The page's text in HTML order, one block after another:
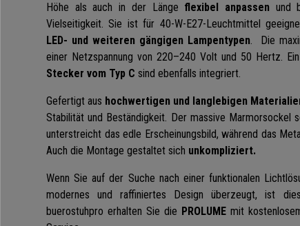
Höhe als auch in der Länge flexibel anpassen und
Vielseitigkeit. Sie ist für 40-W-E27-Leuchtmittel
LED- und weiteren gängigen Lampentypen. Die
einer Netzspannung von 220–240 Volt und 50 Hertz.
Stecker vom Typ C sind ebenfalls integriert.
Gefertigt aus hochwertigen und langlebigen
Stabilität und Beständigkeit. Der massive Marmorsockel
unterstreicht das edle Erscheinungsbild, während das
Auch die Montage gestaltet sich unkompliziert.
Wenn Sie auf der Suche nach einer funktionalen
modernes und raffiniertes Design überzeugt, ist
buerostuhpro erhalten Sie die PROLUME mit